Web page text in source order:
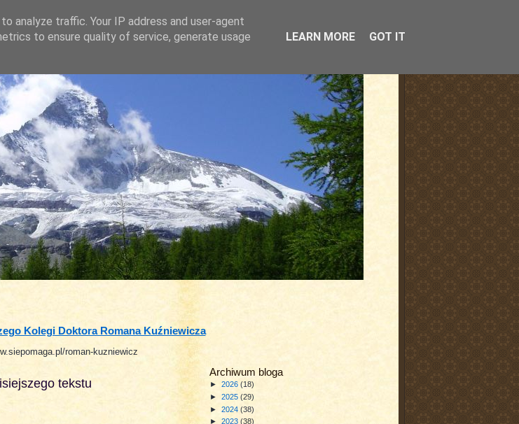
Kolegi Doktora Romana Kuźniewicza
roman-kuzniewicz
Archiwum bloga
► 2026 (18)
► 2025 (29)
► 2024 (38)
► 2023 (38)
tekstu
analyze traffic. Your IP address and user-agent
to ensure quality of service, generate usage
LEARN MORE GOT IT